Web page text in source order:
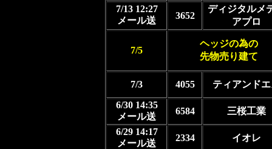
7/13 12:27
メール送
3652
ディジタルメ
アプロ
7/5
ヘッジの為の
先物売り建て
7/3 4055
ティアンド
6/30 14:35
メール送
6584
三桜工業
6/29 14:17
メール送
2334 イオレ